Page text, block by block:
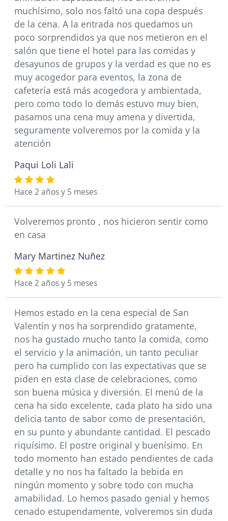
muchísimo, solo nos faltó una copa después
de la cena. A la entrada nos quedamos un
poco sorprendidos ya que nos metieron en el
salón que tiene el hotel para las comidas y
desayunos de grupos y la verdad es que no es
muy acogedor para eventos, la zona de
cafetería está más acogedora y ambientada,
pero como todo lo demás estuvo muy bien,
pasamos una cena muy amena y divertida,
seguramente volveremos por la comida y la
atención
Paqui Loli Lali
Hace 2 años y 5 meses
Volveremos pronto , nos hicieron sentir como
en casa
Mary Martinez Nuñez
Hace 2 años y 5 meses
Hemos estado en la cena especial de San
Valentín y nos ha sorprendido gratamente,
nos ha gustado mucho tanto la comida, como
el servicio y la animación, un tanto peculiar
pero ha cumplido con las expectativas que se
piden en esta clase de celebraciones, como
son buena música y diversión. El menú de la
cena ha sido excelente, cada plato ha sido una
delicia tanto de sabor como de presentación,
en su punto y abundante cantidad. El pescado
riquísimo. El postre original y buenísimo. En
todo momento han estado pendientes de cada
detalle y no nos ha faltado la bebida en
ningún momento y sobre todo con mucha
amabilidad. Lo hemos pasado genial y hemos
cenado estupendamente, volveremos sin duda